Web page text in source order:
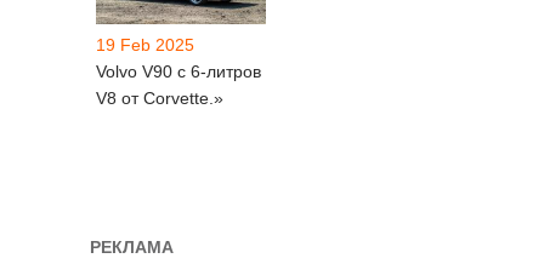
19 Feb 2025
Volvo V90 с 6-литров
V8 от Corvette.»
РЕКЛАМА